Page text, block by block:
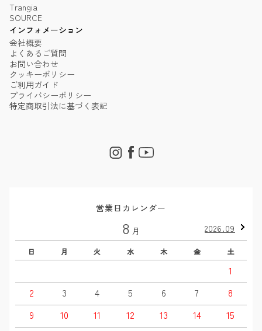
Trangia
SOURCE
インフォメーション
会社概要
よくあるご質問
お問い合わせ
クッキーポリシー
ご利用ガイド
プライバシーポリシー
特定商取引法に基づく表記
営業日カレンダー
8 月 2026.09
日 月 火 水 木 金 土
1
2
3 4 5 6 7
8
9
10 11 12 13 14
15